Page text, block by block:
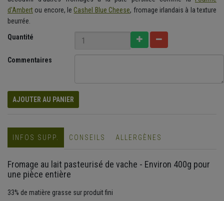
d'Ambert ou encore, le Cashel Blue Cheese, fromage irlandais à la texture
beurrée.
Quantité
Commentaires
AJOUTER AU PANIER
INFOS SUPP. CONSEILS ALLERGÈNES
Fromage au lait pasteurisé de vache - Environ 400g pour
une pièce entière
33% de matière grasse sur produit fini